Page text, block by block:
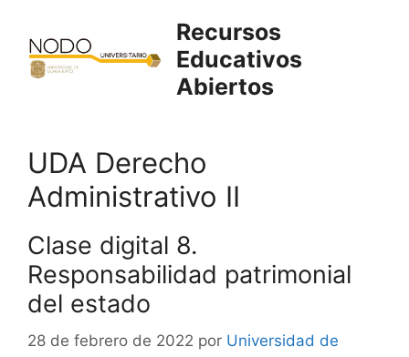
contenido
Recursos
Educativos
Abiertos
UDA Derecho
Administrativo II
Clase digital 8.
Responsabilidad patrimonial
del estado
28 de febrero de 2022 por Universidad de